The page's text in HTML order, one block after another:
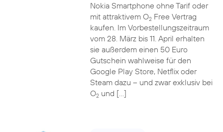
Nokia Smartphone ohne Tarif oder
mit attraktivem O2Free Vertrag
kaufen. Im Vorbestellungszeitraum
vom 28. März bis 11. April erhalten
sie außerdem einen 50 Euro
Gutschein wahlweise für den
Google Play Store, Netflix oder
Steam dazu – und zwar exklusiv bei
O2und […]